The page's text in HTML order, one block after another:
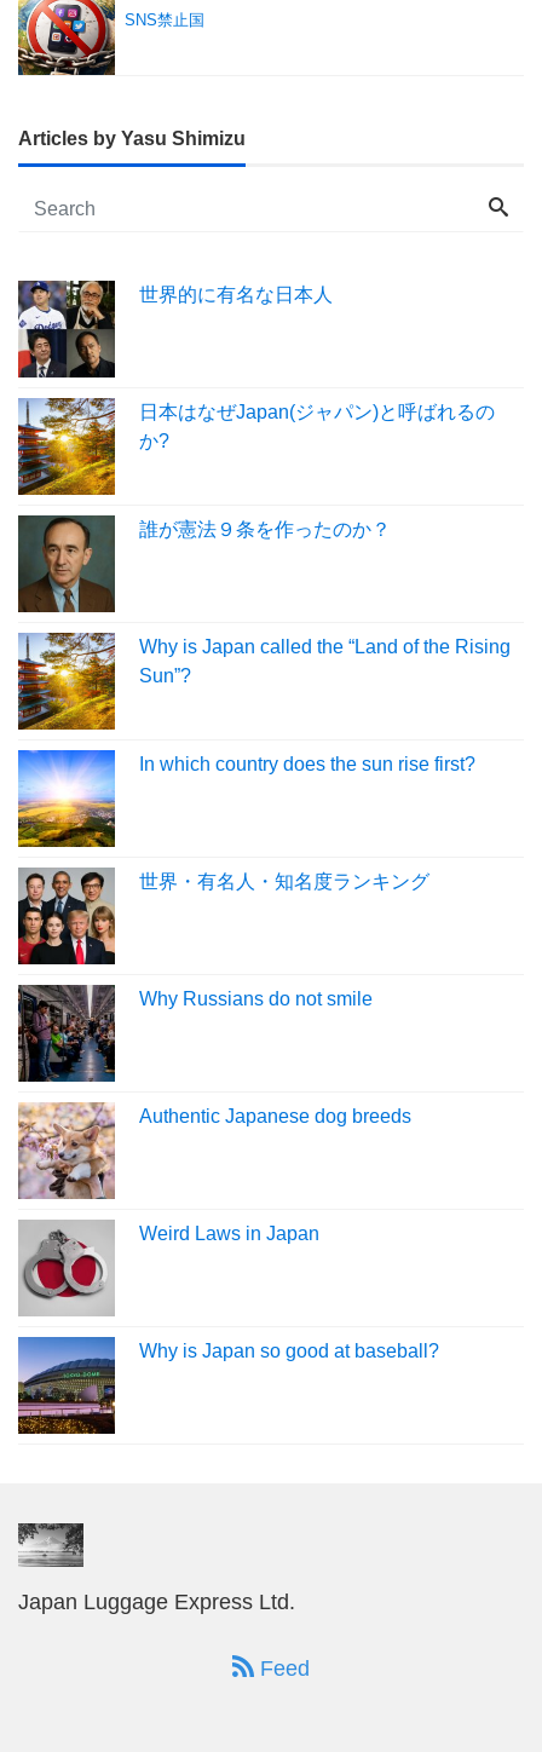
SNS禁止国
Articles by Yasu Shimizu
世界的に有名な日本人
日本はなぜJapan(ジャパン)と呼ばれるの
か?
誰が憲法９条を作ったのか？
Why is Japan called the “Land of the Rising
Sun”?
In which country does the sun rise first?
世界・有名人・知名度ランキング
Why Russians do not smile
Authentic Japanese dog breeds
Weird Laws in Japan
Why is Japan so good at baseball?
Japan Luggage Express Ltd.
Feed